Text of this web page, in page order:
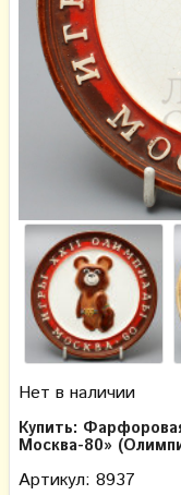
Нет в наличии
Купить:
Москва-80»
Артикул: 8937